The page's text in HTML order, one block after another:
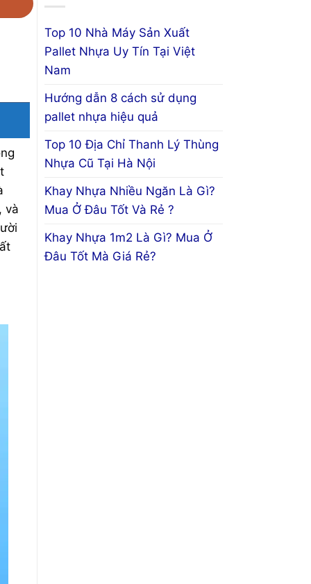
Top 10 Nhà Máy Sản Xuất
Pallet Nhựa Uy Tín Tại Việt
Nam
Hướng dẫn 8 cách sử dụng
pallet nhựa hiệu quả
Top 10 Địa Chỉ Thanh Lý Thùng
Nhựa Cũ Tại Hà Nội
Khay Nhựa Nhiều Ngăn Là Gì?
Mua Ở Đâu Tốt Và Rẻ ?
Khay Nhựa 1m2 Là Gì? Mua Ở
Đâu Tốt Mà Giá Rẻ?
và